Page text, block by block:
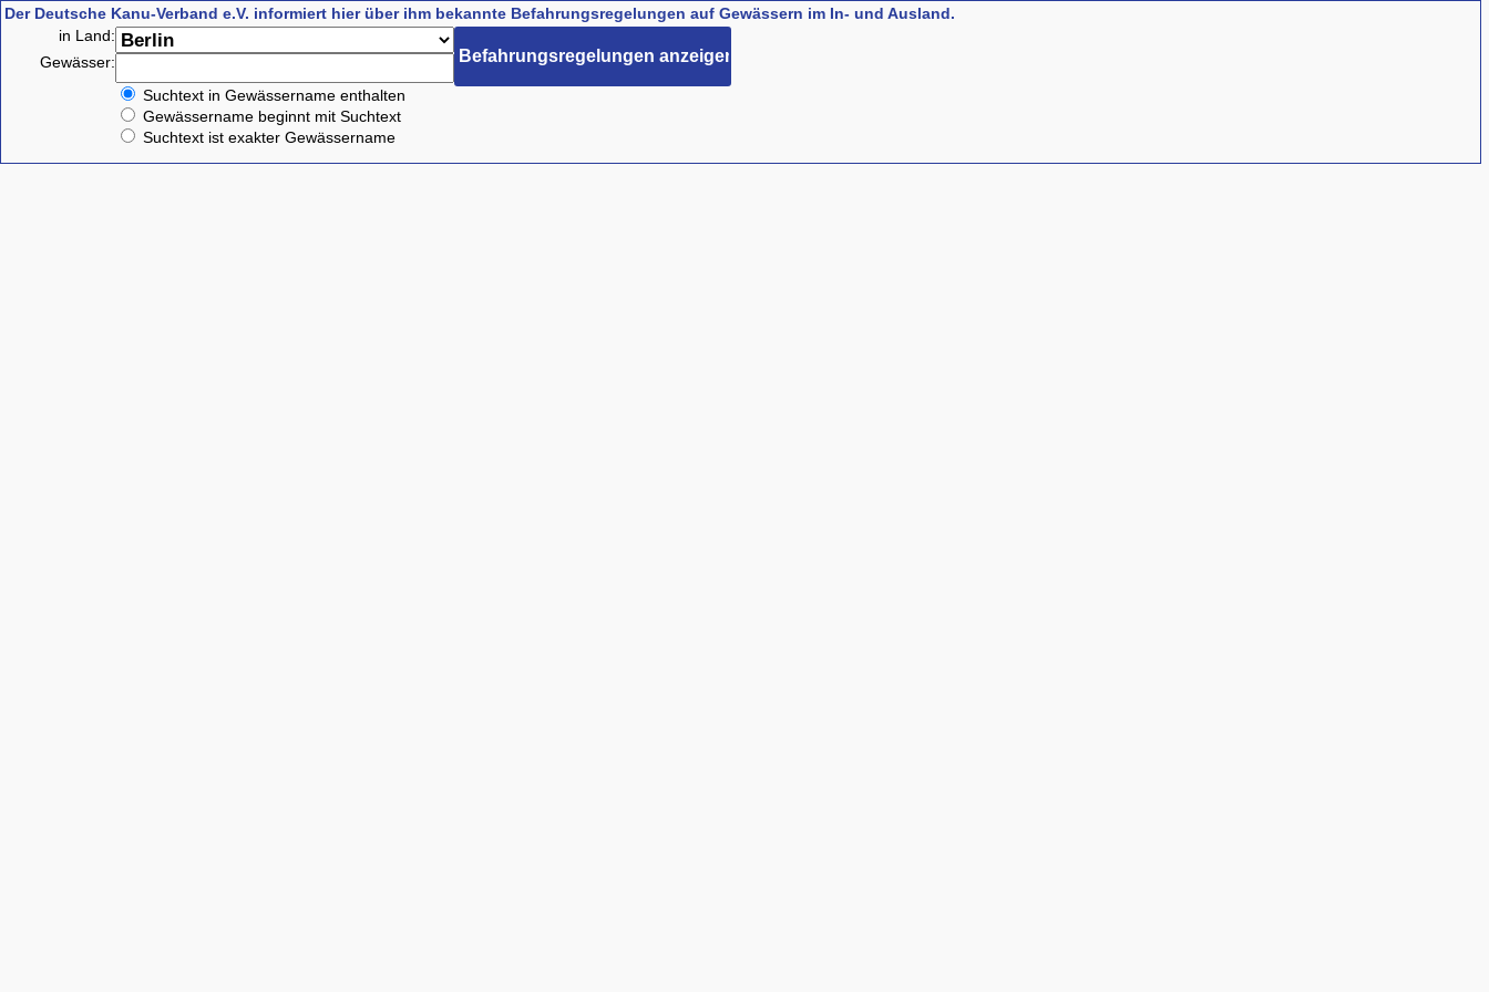
Der Deutsche Kanu-Verband e.V. informiert hier über ihm bekannte Befahrungsregelungen auf Gewässern im In- und Ausland.
in Land:
Gewässer:
Suchtext in Gewässername enthalten
Gewässername beginnt mit Suchtext
Suchtext ist exakter Gewässername